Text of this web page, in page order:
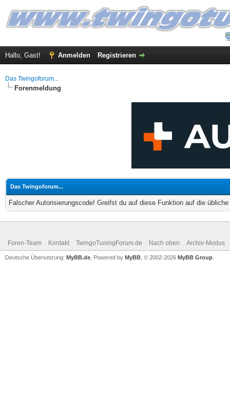
Hallo, Gast! Anmelden Registrieren
Das Twingoforum...
Forenmeldung
Das Twingoforum...
Falscher Autorisierungscode! Greifst du auf diese Funktion auf die
Foren-Team Kontakt TwingoTuningForum.de Nach oben Archiv-Modus
Deutsche Übersetzung: MyBB.de , Powered by MyBB , © 2002-2026 MyBB Group